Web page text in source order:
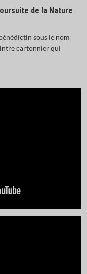
de la Nature
sous le nom
cartonnier qui